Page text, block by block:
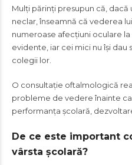
Mulți părinți presupun că,
neclar, înseamnă că vederea
numeroase afecțiuni oculare
evidente, iar cei mici nu își dau
colegii lor.
O consultație oftalmologică
probleme de vedere înainte
performanța școlară,
De ce este important
vârsta școlară?